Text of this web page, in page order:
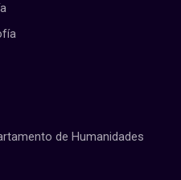
de Humanidades